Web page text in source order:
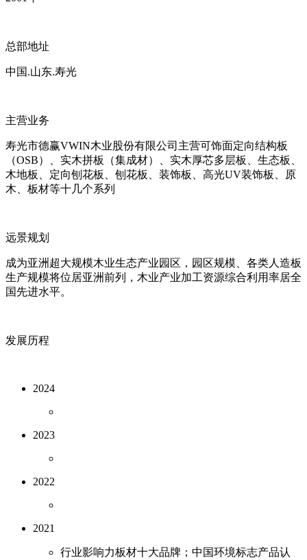
总部地址
中国.山东.寿光
主营业务
寿光市德赢VWIN木业股份有限公司主营可饰面定向结构板
（OSB）、实木拼板（集成材）、实木厚芯多层板、生态板、
木地板、定向刨花板、刨花板、装饰板、高光UV装饰板、原
木、板材等十几个系列
远景规划
成为亚洲超大规模木业生态产业园区，园区规模、各类人造板
生产规模将位居亚洲前列，木业产业加工资源综合利用率居全
国先进水平。
发展历程
2024
2023
2022
2021
行业影响力板材十大品牌；中国环境标志产品认